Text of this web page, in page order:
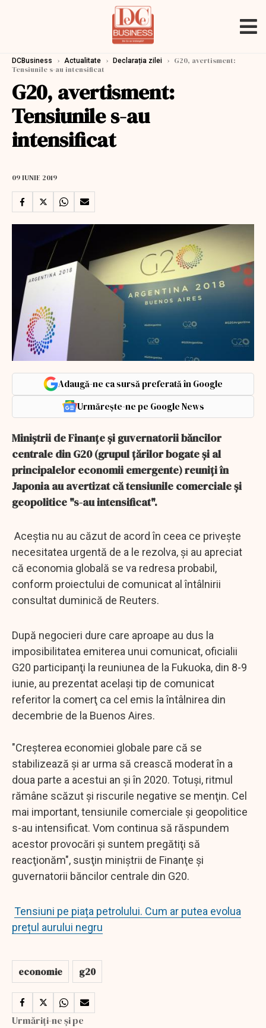
DCBusiness › Actualitate › Declarația zilei › G20, avertisment:
Tensiunile s-au intensificat
G20, avertisment:
Tensiunile s-au
intensificat
09 IUNIE 2019
Adaugă-ne ca sursă preferată în Google
Urmărește-ne pe Google News
Miniştrii de Finanţe şi guvernatorii băncilor
centrale din G20 (grupul ţărilor bogate şi al
principalelor economii emergente) reuniţi în
Japonia au avertizat că tensiunile comerciale şi
geopolitice "s-au intensificat".
Aceștia nu au căzut de acord în ceea ce priveşte
necesitatea urgentă de a le rezolva, şi au apreciat
că economia globală se va redresa probabil,
conform proiectului de comunicat al întâlnirii
consultat duminică de Reuters.
După negocieri dure care aproape au dus la
imposibilitatea emiterea unui comunicat, oficialii
G20 participanţi la reuniunea de la Fukuoka, din 8-9
iunie, au prezentat acelaşi tip de comunicat
referitor la comerţ ca cel emis la întâlnirea din
decembrie de la Buenos Aires.
"Creşterea economiei globale pare că se
stabilizează şi ar urma să crească moderat în a
doua parte a acestui an şi în 2020. Totuşi, ritmul
rămâne scăzut şi riscurile negative se menţin. Cel
mai important, tensiunile comerciale şi geopolitice
s-au intensificat. Vom continua să răspundem
acestor provocări şi suntem pregătiţi să
reacţionăm", susţin miniştrii de Finanţe şi
guvernatorii băncilor centrale din G20.
Tensiuni pe piața petrolului. Cum ar putea evolua
prețul aurului negru
economie g20
Urmăriți-ne și pe